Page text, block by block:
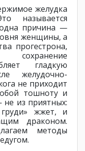
желудка
называется
причина —
женщины, а
прогестрона,
сохранение
гладкую
желудочно-
не приходит
тошноту и
из приятных:
жжет, и
драконом.
методы